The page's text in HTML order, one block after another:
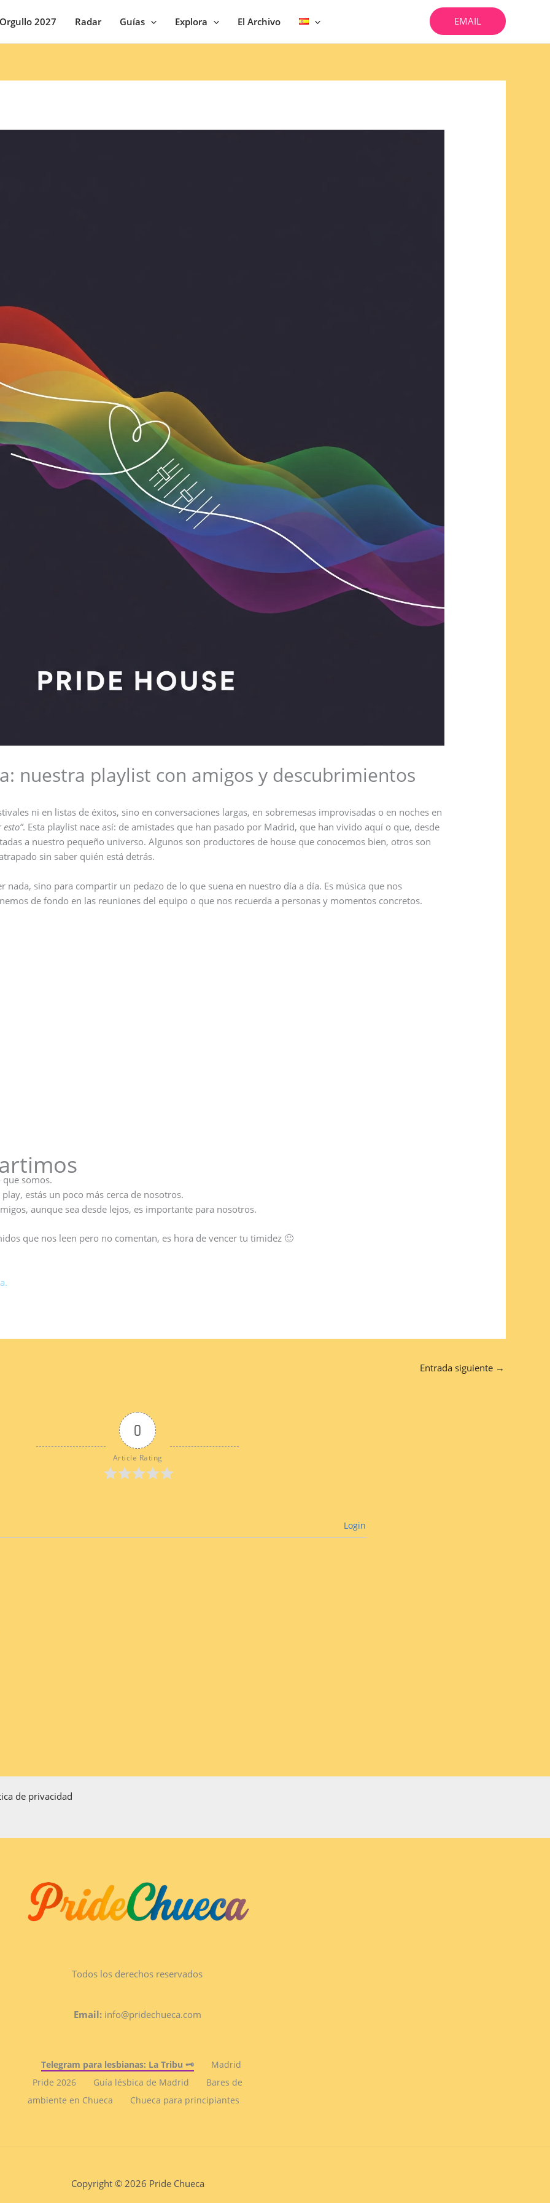
Orgullo 2027 Radar Guías Explora El Archivo EMAIL
nuestra playlist con amigos y descubrimientos
ni en listas de éxitos, sino en conversaciones largas, en sobremesas improvisadas o en noches en
. Esta playlist nace así: de amistades que han pasado por Madrid, que han vivido aquí o que, desde
a nuestro pequeño universo. Algunos son productores de house que conocemos bien, otros son
sin saber quién está detrás.
nada, sino para compartir un pedazo de lo que suena en nuestro día a día. Es música que nos
de fondo en las reuniones del equipo o que nos recuerda a personas y momentos concretos.
somos.
estás un poco más cerca de nosotros.
aunque sea desde lejos, es importante para nosotros.
que nos leen pero no comentan, es hora de vencer tu timidez 🙂
Entrada siguiente →
0
Article Rating
Login
de privacidad
Todos los derechos reservados
Email:info@pridechueca.com
Telegram para lesbianas: La Tribu 🗝️
Madrid
Pride 2026
Guía lésbica de Madrid
Bares de
ambiente en Chueca
Chueca para principiantes
Copyright © 2026 Pride Chueca